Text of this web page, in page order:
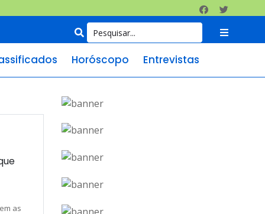
Horóscopo Entrevistas
as